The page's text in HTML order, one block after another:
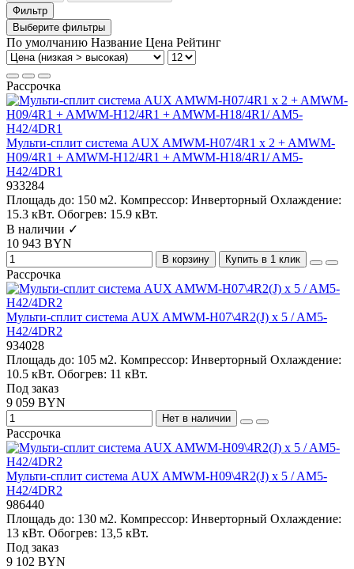
Фильтр
Выберите фильтры
По умолчанию Название Цена Рейтинг
Рассрочка
Мульти-сплит система AUX AMWM-H07/4R1 x 2 + AMWM-
H09/4R1 + AMWM-H12/4R1 + AMWM-H18/4R1/ AM5-
H42/4DR1
933284
Площадь до: 150 м2. Компрессор: Инверторный Охлаждение:
15.3 кВт. Обогрев: 15.9 кВт.
В наличии ✓
10 943 BYN
В корзину Купить в 1 клик
Рассрочка
Мульти-сплит система AUX AMWM-H07\4R2(J) x 5 / AM5-
H42/4DR2
934028
Площадь до: 105 м2. Компрессор: Инверторный Охлаждение:
10.5 кВт. Обогрев: 11 кВт.
Под заказ
9 059 BYN
Нет в наличии
Рассрочка
Мульти-сплит система AUX AMWM-H09\4R2(J) x 5 / AM5-
H42/4DR2
986440
Площадь до: 130 м2. Компрессор: Инверторный Охлаждение:
13 кВт. Обогрев: 13,5 кВт.
Под заказ
9 102 BYN